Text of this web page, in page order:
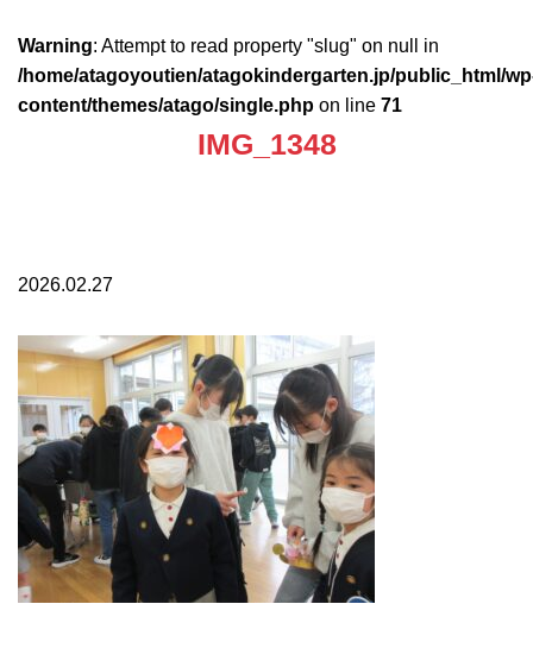
Warning: Attempt to read property "slug" on null in
/home/atagoyoutien/atagokindergarten.jp/public_html/
content/themes/atago/single.php on line 71
IMG_1348
2026.02.27